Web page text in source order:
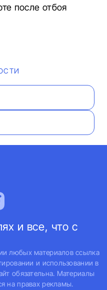
после отбоя
и все, что с
любых материалов ссылка
и использовании в
обязательна. Материалы
на правах рекламы.